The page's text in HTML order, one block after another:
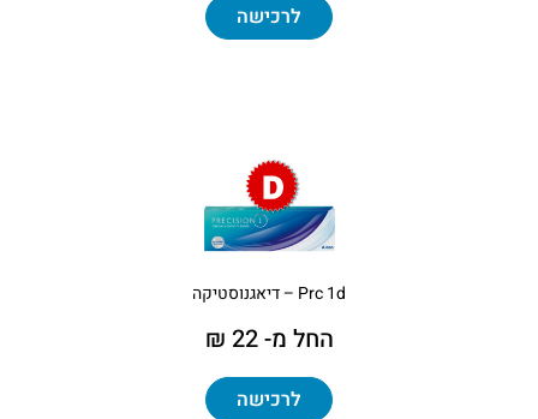
לרכישה
Prc 1d – דיאגנוסטיקה
החל מ- 22 ₪
לרכישה